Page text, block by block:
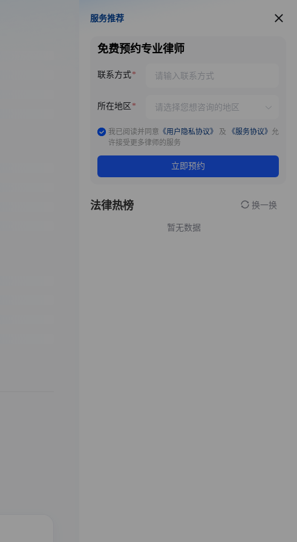
服务推荐
服务推荐
免费预约专业律师
联系方式
所在地区
我已阅读并同意 《用户隐私协议》 及 《服务协议》 允
许接受更多律师的服务
立即预约
法律热榜 换一换
暂无数据